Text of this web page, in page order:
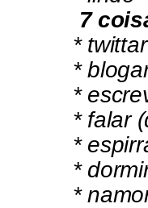
7
* twittar
*
*
* falar
*
*
*